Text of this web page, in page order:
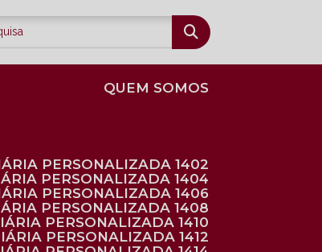
QUEM SOMOS
PERSONALIZADA 1402
PERSONALIZADA 1404
PERSONALIZADA 1406
PERSONALIZADA 1408
PERSONALIZADA 1410
PERSONALIZADA 1412